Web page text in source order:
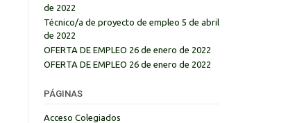
de 2022
Técnico/a de proyecto de empleo 5 de abril
de 2022
OFERTA DE EMPLEO 26 de enero de 2022
OFERTA DE EMPLEO 26 de enero de 2022
PÁGINAS
Acceso Colegiados